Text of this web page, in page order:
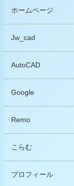
ホームページ
Jw_cad
AutoCAD
Google
Remo
こらむ
プロフィール